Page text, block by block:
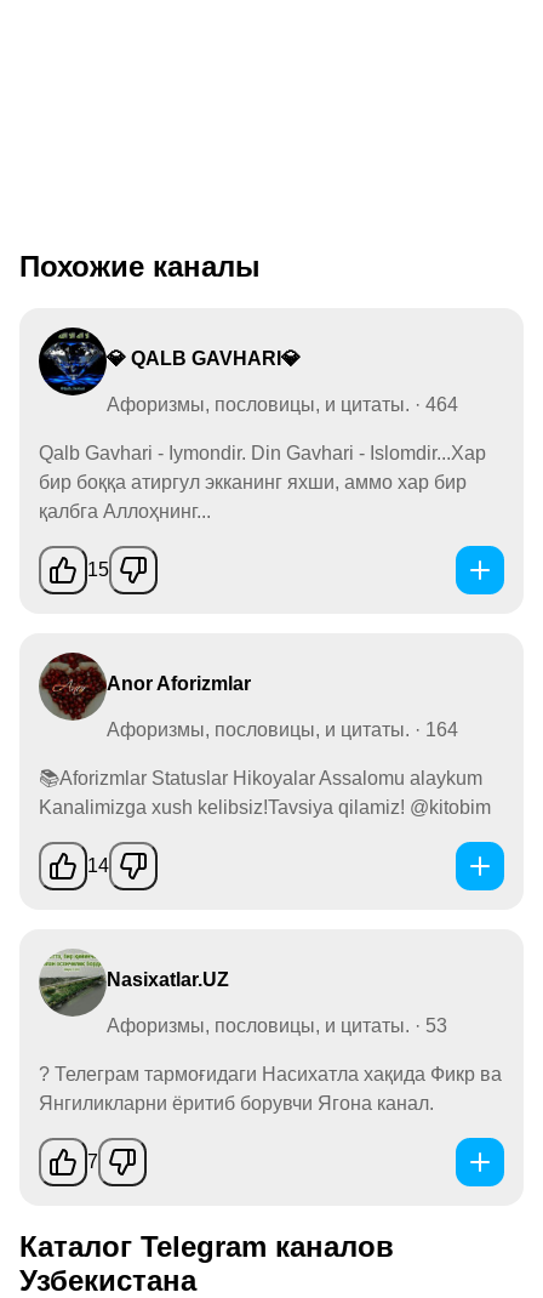
Похожие каналы
💎 QALB GAVHARI💎
Афоризмы, пословицы, и цитаты. · 464
Qalb Gavhari - Iymondir. Din Gavhari - Islomdir...Хар
бир боққа атиргул экканинг яхши, аммо хар бир
қалбга Аллоҳнинг...
15
Anor Aforizmlar
Афоризмы, пословицы, и цитаты. · 164
📚Aforizmlar Statuslar Hikoyalar Assalomu alaykum
Kanalimizga xush kelibsiz!Tavsiya qilamiz! @kitobim
14
Nasixatlar.UZ
Афоризмы, пословицы, и цитаты. · 53
? Телеграм тармоғидаги Насихатла хақида Фикр ва
Янгиликларни ёритиб борувчи Ягона канал.
7
Каталог Telegram каналов
Узбекистана